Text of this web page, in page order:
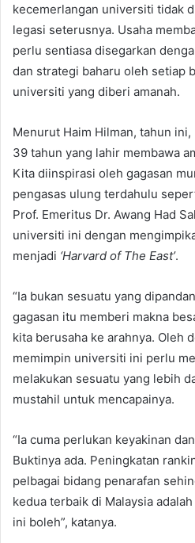
kecemerlangan universiti tidak
legasi seterusnya. Usaha
perlu sentiasa disegarkan
dan strategi baharu oleh setiap
universiti yang diberi amanah.
Menurut Haim Hilman, tahun
39 tahun yang lahir membawa
Kita diinspirasi oleh gagasan
pengasas ulung terdahulu
Prof. Emeritus Dr. Awang Had
universiti ini dengan
menjadi ‘Harvard of The East’.
“Ia bukan sesuatu yang
gagasan itu memberi makna
kita berusaha ke arahnya. Oleh
memimpin universiti ini perlu
melakukan sesuatu yang lebih
mustahil untuk mencapainya.
“Ia cuma perlukan keyakinan
Buktinya ada. Peningkatan
pelbagai bidang penarafan
kedua terbaik di Malaysia
ini boleh”, katanya.